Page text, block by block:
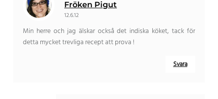
Fröken Pigut
12.6.12
Min herre och jag älskar också det indiska köket, tack för
detta mycket trevliga recept att prova !
Svara